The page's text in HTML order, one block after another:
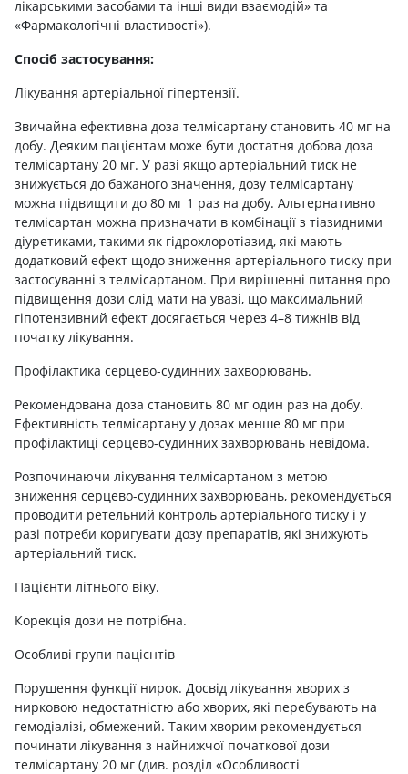
лікарськими засобами та інші види взаємодій» та
«Фармакологічні властивості»).
Спосіб застосування:
Лікування артеріальної гіпертензії.
Звичайна ефективна доза телмісартану становить 40 мг на
добу. Деяким пацієнтам може бути достатня добова доза
телмісартану 20 мг. У разі якщо артеріальний тиск не
знижується до бажаного значення, дозу телмісартану
можна підвищити до 80 мг 1 раз на добу. Альтернативно
телмісартан можна призначати в комбінації з тіазидними
діуретиками, такими як гідрохлоротіазид, які мають
додатковий ефект щодо зниження артеріального тиску при
застосуванні з телмісартаном. При вирішенні питання про
підвищення дози слід мати на увазі, що максимальний
гіпотензивний ефект досягається через 4–8 тижнів від
початку лікування.
Профілактика серцево-судинних захворювань.
Рекомендована доза становить 80 мг один раз на добу.
Ефективність телмісартану у дозах менше 80 мг при
профілактиці серцево-судинних захворювань невідома.
Розпочинаючи лікування телмісартаном з метою
зниження серцево-судинних захворювань, рекомендується
проводити ретельний контроль артеріального тиску і у
разі потреби коригувати дозу препаратів, які знижують
артеріальний тиск.
Пацієнти літнього віку.
Корекція дози не потрібна.
Особливі групи пацієнтів
Порушення функції нирок. Досвід лікування хворих з
нирковою недостатністю або хворих, які перебувають на
гемодіалізі, обмежений. Таким хворим рекомендується
починати лікування з найнижчої початкової дози
телмісартану 20 мг (див. розділ «Особливості